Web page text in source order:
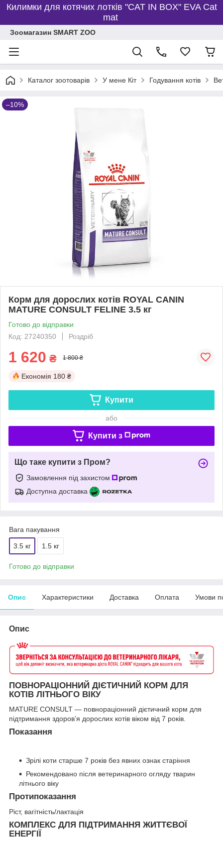
Килимки для котячих лотків "CAT IN BOX" EVA Cat
mat
Зоомагазин SMART ZOO
Каталог зоотоварів У мене Кіт Годування котів
–10%
Корм для дорослих котів ROYAL CANIN
MATURE CONSULT FELINE 3.5 кг
Готово до відправки
Код: 27240350
Роздріб
1 620 ₴ 1 800 ₴
Економія 180 ₴
Купити
або
Купити з
Що таке купити з Пром?
Замовлення під захистом
Доступна доставка
Вага пакування
3.5 кг 1.5 кг
Готово до відправки
Опис Характеристики Доставка Оплата Умови
Опис
ПОВНОРАЦІОННИЙ ДІЄТИЧНИЙ КОРМ ДЛЯ
КОТІВ ЛІТНЬОГО ВІКУ
MATURE CONSULT — повнораціонний дієтичний корм для
підтримання здоров’я дорослих котів віком від 7 років.
Показання
Зрілі коти старше 7 років без явних ознак старіння
Рекомендовано після ветеринарного огляду тварин
літнього віку
Протипоказання
Ріст, вагітність/лактація
КОМПЛЕКС ДЛЯ ПІДТРИМАННЯ ЖИТТЄВОЇ
ЕНЕРГІЇ